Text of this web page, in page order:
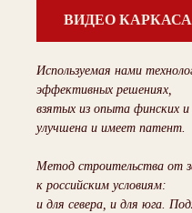
ВИДЕО КАРКАСА
Используемая нами
эффективных решениях,
взятых из опыта финских и
улучшена и имеет патент.
Метод строительства от
к российским условиям:
и для севера, и для юга.